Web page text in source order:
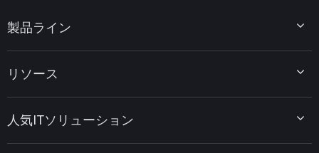
製品ライン
MiniTool Power Data Recovery
MiniTool PDF Editor
MiniTool MovieMaker
リソース
データ復元ヒント
人気ITソリューション